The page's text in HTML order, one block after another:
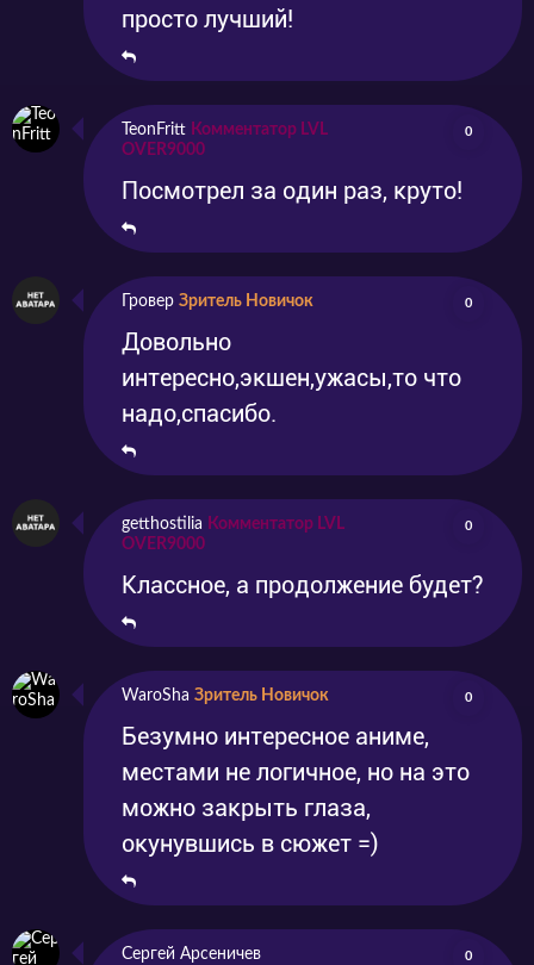
просто лучший!
TeonFritt Комментатор LVL
OVER9000
0
Посмотрел за один раз, круто!
Гровер Зритель Новичок 0
Довольно
интересно,экшен,ужасы,то что
надо,спасибо.
getthostilia Комментатор LVL
OVER9000
0
Классное, а продолжение будет?
WaroSha Зритель Новичок 0
Безумно интересное аниме,
местами не логичное, но на это
можно закрыть глаза,
окунувшись в сюжет =)
Сергей Арсеничев
0